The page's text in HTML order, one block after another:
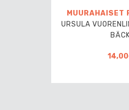
MUURAHAISET
URSULA